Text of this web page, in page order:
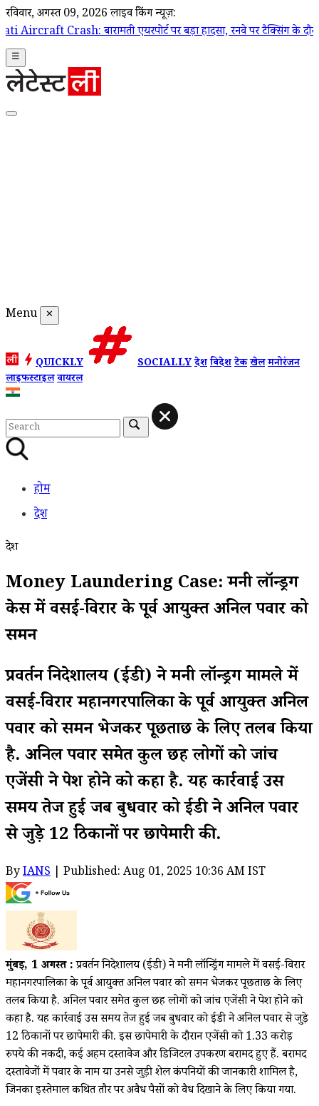
रविवार, अगस्त 09, 2026 लाइव ब्रेकिंग न्यूज़:
बारामती एयरपोर्ट पर बड़ा हादसा, रनवे पर टैक्सिंग के दौरान ट्रेनी
☰
Menu ✕
QUICKLY SOCIALLYदेशविदेशटेकखेलमनोरंजन
लाइफस्टाइलवायरल
होम
देश
देश
Money Laundering Case: मनी लॉन्ड्रिंग
केस में वसई-विरार के पूर्व आयुक्त अनिल पवार को
समन
प्रवर्तन निदेशालय (ईडी) ने मनी लॉन्ड्रिंग मामले में
वसई-विरार महानगरपालिका के पूर्व आयुक्त अनिल
पवार को समन भेजकर पूछताछ के लिए तलब किया
है. अनिल पवार समेत कुल छह लोगों को जांच
एजेंसी ने पेश होने को कहा है. यह कार्रवाई उस
समय तेज हुई जब बुधवार को ईडी ने अनिल पवार
से जुड़े 12 ठिकानों पर छापेमारी की.
ByIANS | Published: Aug 01, 2025 10:36 AM IST
मुंबई, 1 अगस्त :प्रवर्तन निदेशालय (ईडी) ने मनी लॉन्ड्रिंग मामले में वसई-विरार
महानगरपालिका के पूर्व आयुक्त अनिल पवार को समन भेजकर पूछताछ के लिए
तलब किया है. अनिल पवार समेत कुल छह लोगों को जांच एजेंसी ने पेश होने को
कहा है. यह कार्रवाई उस समय तेज हुई जब बुधवार को ईडी ने अनिल पवार से जुड़े
12 ठिकानों पर छापेमारी की. इस छापेमारी के दौरान एजेंसी को 1.33 करोड़
रुपये की नकदी, कई अहम दस्तावेज और डिजिटल उपकरण बरामद हुए हैं. बरामद
दस्तावेजों में पवार के नाम या उनसे जुड़ी शेल कंपनियों की जानकारी शामिल है,
जिनका इस्तेमाल कथित तौर पर अवैध पैसों को वैध दिखाने के लिए किया गया.